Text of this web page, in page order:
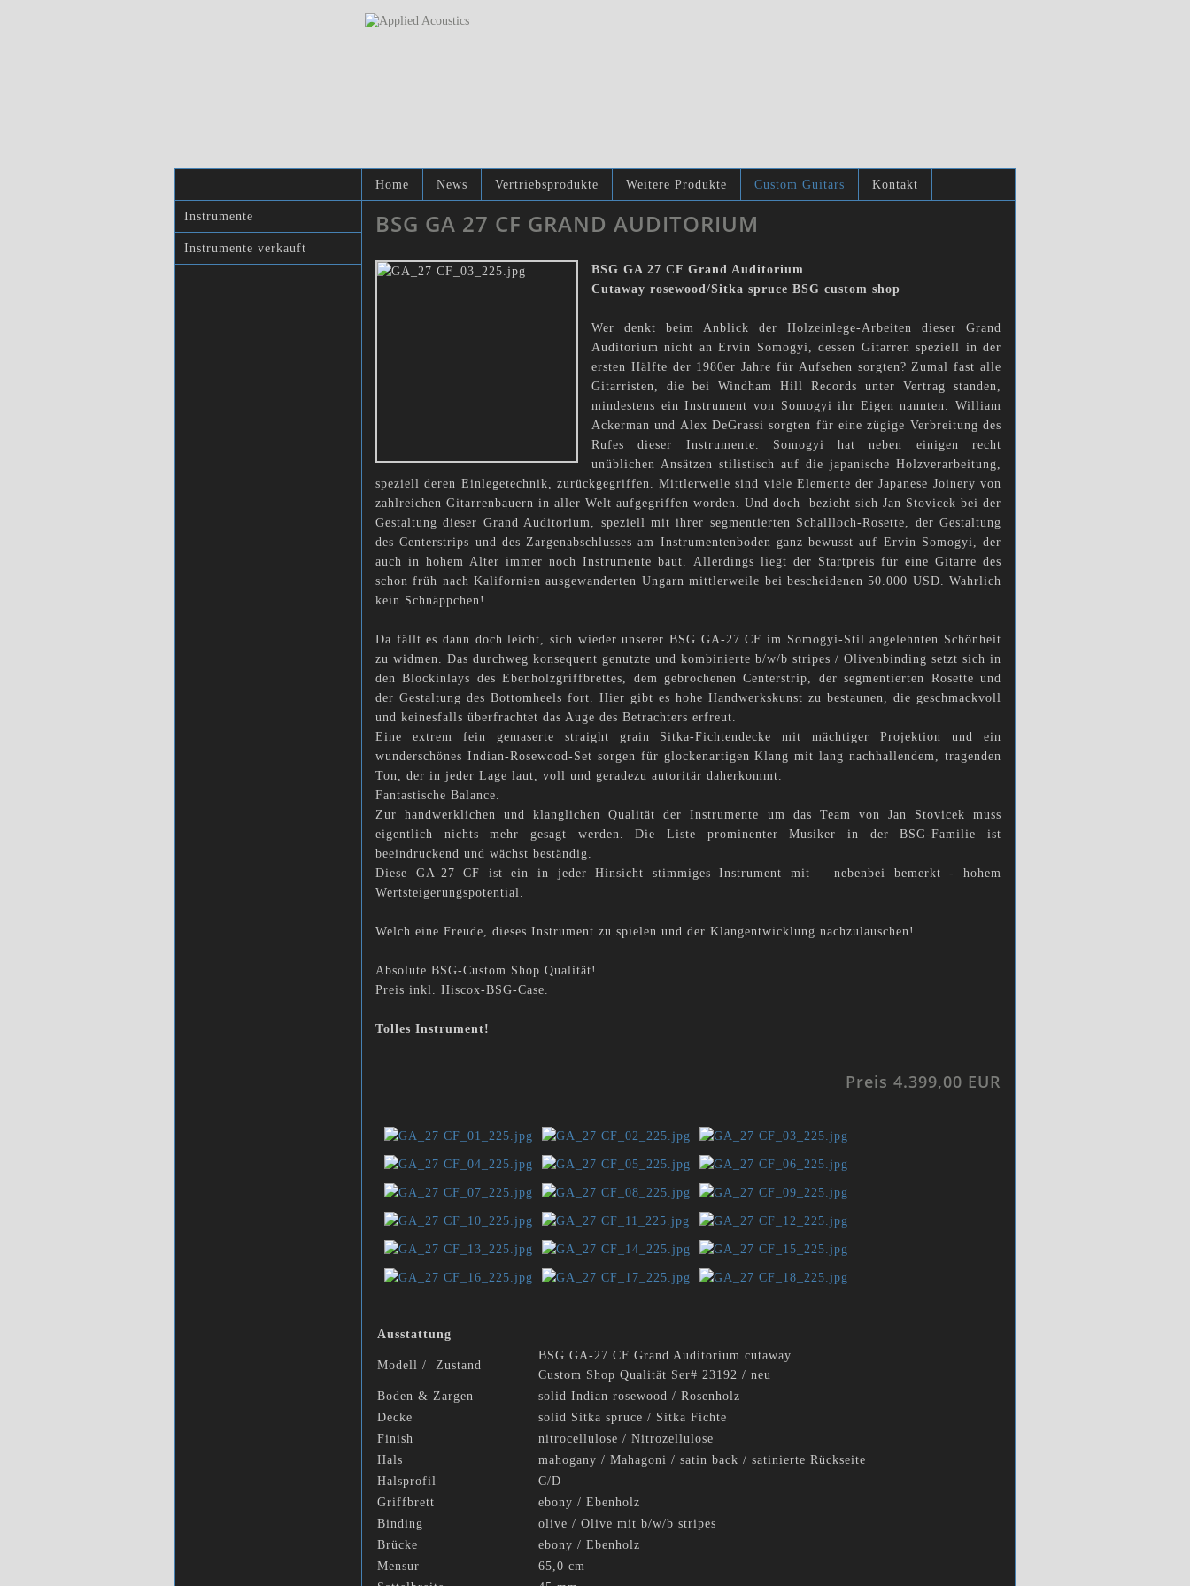
Home News Vertriebsprodukte Weitere Produkte Custom Guitars Kontakt
Instrumente
Instrumente verkauft
BSG GA 27 CF GRAND AUDITORIUM
BSG GA 27 CF Grand Auditorium
Cutaway rosewood/Sitka spruce BSG custom shop
Wer denkt beim Anblick der Holzeinlege-Arbeiten dieser Grand
Auditorium nicht an Ervin Somogyi, dessen Gitarren speziell in der
ersten Hälfte der 1980er Jahre für Aufsehen sorgten? Zumal fast alle
Gitarristen, die bei Windham Hill Records unter Vertrag standen,
mindestens ein Instrument von Somogyi ihr Eigen nannten. William
Ackerman und Alex DeGrassi sorgten für eine zügige Verbreitung des
Rufes dieser Instrumente. Somogyi hat neben einigen recht
unüblichen Ansätzen stilistisch auf die japanische Holzverarbeitung,
speziell deren Einlegetechnik, zurückgegriffen. Mittlerweile sind viele Elemente der Japanese Joinery von
zahlreichen Gitarrenbauern in aller Welt aufgegriffen worden. Und doch bezieht sich Jan Stovicek bei der
Gestaltung dieser Grand Auditorium, speziell mit ihrer segmentierten Schallloch-Rosette, der Gestaltung
des Centerstrips und des Zargenabschlusses am Instrumentenboden ganz bewusst auf Ervin Somogyi, der
auch in hohem Alter immer noch Instrumente baut. Allerdings liegt der Startpreis für eine Gitarre des
schon früh nach Kalifornien ausgewanderten Ungarn mittlerweile bei bescheidenen 50.000 USD. Wahrlich
kein Schnäppchen!
Da fällt es dann doch leicht, sich wieder unserer BSG GA-27 CF im Somogyi-Stil angelehnten Schönheit
zu widmen. Das durchweg konsequent genutzte und kombinierte b/w/b stripes / Olivenbinding setzt sich in
den Blockinlays des Ebenholzgriffbrettes, dem gebrochenen Centerstrip, der segmentierten Rosette und
der Gestaltung des Bottomheels fort. Hier gibt es hohe Handwerkskunst zu bestaunen, die geschmackvoll
und keinesfalls überfrachtet das Auge des Betrachters erfreut.
Eine extrem fein gemaserte straight grain Sitka-Fichtendecke mit mächtiger Projektion und ein
wunderschönes Indian-Rosewood-Set sorgen für glockenartigen Klang mit lang nachhallendem, tragenden
Ton, der in jeder Lage laut, voll und geradezu autoritär daherkommt.
Fantastische Balance.
Zur handwerklichen und klanglichen Qualität der Instrumente um das Team von Jan Stovicek muss
eigentlich nichts mehr gesagt werden. Die Liste prominenter Musiker in der BSG-Familie ist
beeindruckend und wächst beständig.
Diese GA-27 CF ist ein in jeder Hinsicht stimmiges Instrument mit – nebenbei bemerkt - hohem
Wertsteigerungspotential.
Welch eine Freude, dieses Instrument zu spielen und der Klangentwicklung nachzulauschen!
Absolute BSG-Custom Shop Qualität!
Preis inkl. Hiscox-BSG-Case.
Tolles Instrument!
Preis 4.399,00 EUR
Ausstattung
Modell / Zustand
BSG GA-27 CF Grand Auditorium cutaway
Custom Shop Qualität Ser# 23192 / neu
Boden & Zargen
solid Indian rosewood / Rosenholz
Decke
solid Sitka spruce / Sitka Fichte
Finish
nitrocellulose / Nitrozellulose
Hals
mahogany / Mahagoni / satin back / satinierte Rückseite
Halsprofil
C/D
Griffbrett
ebony / Ebenholz
Binding
olive / Olive mit b/w/b stripes
Brücke
ebony / Ebenholz
Mensur
65,0 cm